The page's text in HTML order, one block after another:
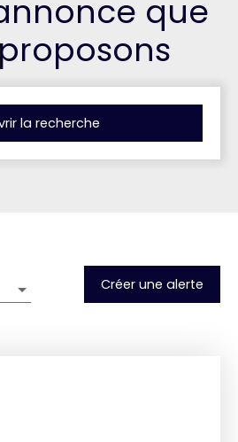
que
la recherche
Créer une alerte